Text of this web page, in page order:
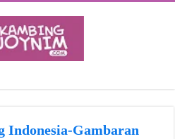
Indonesia-Gambaran